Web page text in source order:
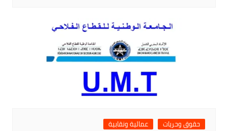
حقوق وحريات عمالية ونقابية